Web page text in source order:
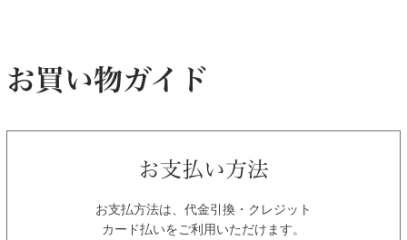
お支払方法は、代金引換・クレジット
カード払いをご利用いただけます。